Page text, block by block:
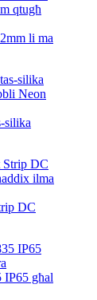
li ma
silika
DC
għal